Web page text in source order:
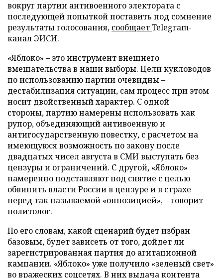
вокруг партии антивоенного электората с
последующей попыткой поставить под сомнение
результаты голосования, сообщаетTelegram-
канал ЭИСИ.
«Яблоко» – это инструмент внешнего
вмешательства в наши выборы. Цели кукловодов
по использованию партии очевидны –
дестабилизация ситуации, сам процесс при этом
носит двойственный характер. С одной
стороны, партию намерены использовать как
рупор, объединяющий антивоенную и
антигосударственную повестку, с расчетом на
имеющуюся возможность по закону после
двадцатых чисел августа в СМИ выступать без
цензуры и ограничений. С другой, «Яблоко»
намеренно подставляют под снятие с целью
обвинить власти России в цензуре и в страхе
перед так называемой «оппозицией», – говорит
политолог.
По его словам, какой сценарий будет избран
базовым, будет зависеть от того, дойдет ли
зарегистрированная партия до агитационной
кампании. «Яблоко» уже получило «зеленый свет»
во вражеских соцсетях. В них выдача контента